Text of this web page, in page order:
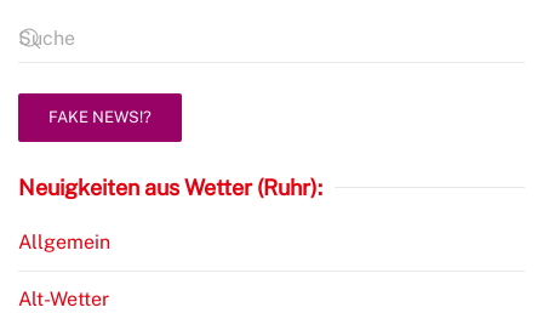
FAKE NEWS!?
Neuigkeiten aus Wetter (Ruhr):
Allgemein
Alt-Wetter